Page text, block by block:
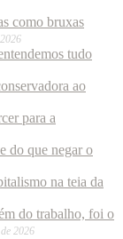
como bruxas
tudo
ao
para a
do que negar o
na teia da
do trabalho, foi o
2026